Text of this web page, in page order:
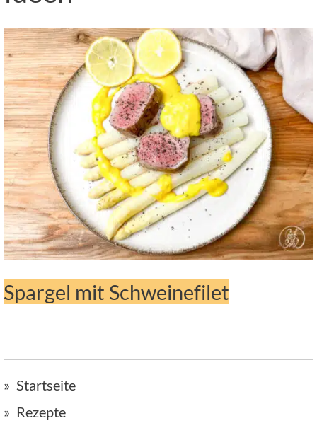
Spargel mit Schweinefilet
Startseite
Rezepte